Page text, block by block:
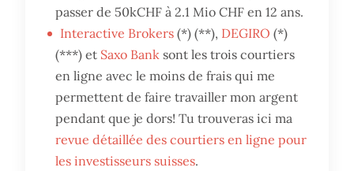
passer de 50kCHF à 2.1 Mio CHF en 12 ans.
Interactive Brokers (*) (**), DEGIRO (*)
(***) et Saxo Bank sont les trois courtiers
en ligne avec le moins de frais qui me
permettent de faire travailler mon argent
pendant que je dors! Tu trouveras ici ma
revue détaillée des courtiers en ligne pour
les investisseurs suisses.